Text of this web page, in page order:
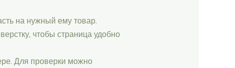
на нужный ему товар.
чтобы страница удобно
Для проверки можно